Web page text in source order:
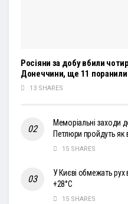
Росіяни за добу вбили
Донеччини, ще 11 поранили
13 SHARES
Меморіальні заходи
Петлюри пройдуть як
15 SHARES
У Києві обмежать рух
+28°С
15 SHARES